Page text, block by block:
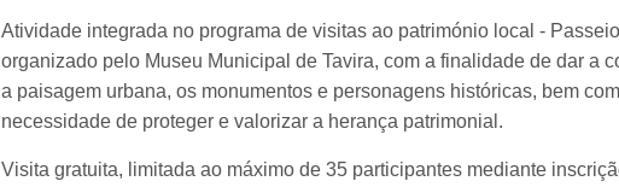
Atividade integrada no programa de visitas ao património local -
organizado pelo Museu Municipal de Tavira, com a finalidade de dar a
a paisagem urbana, os monumentos e personagens históricas, bem
necessidade de proteger e valorizar a herança patrimonial.
Visita gratuita, limitada ao máximo de 35 participantes mediante